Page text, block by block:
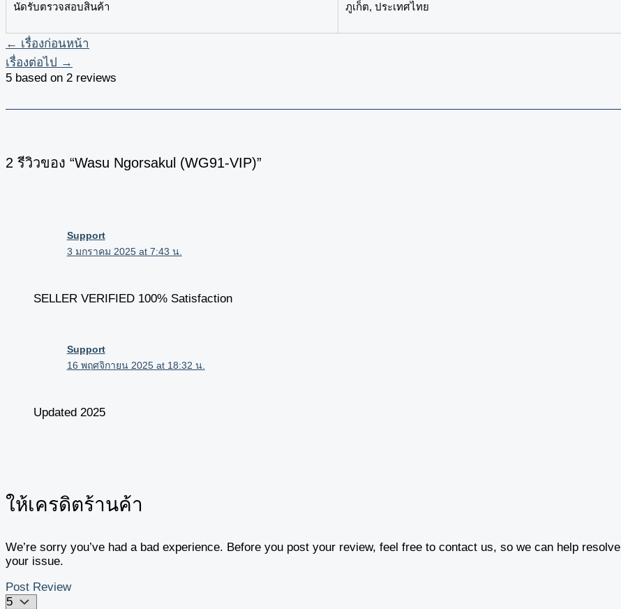
นัดรับตรวจสอบสินค้า ภูเก็ต, ประเทศไทย
← เรื่องก่อนหน้า
เรื่องต่อไป →
5 based on 2 reviews
2 รีวิวของ “Wasu Ngorsakul (WG91-VIP)”
Support
3 มกราคม 2025 at 7:43 น.
SELLER VERIFIED 100% Satisfaction
Support
16 พฤศจิกายน 2025 at 18:32 น.
Updated 2025
ให้เครดิตร้านค้า
We’re sorry you’ve had a bad experience. Before you post your review, feel free to contact us, so we can help resolve
your issue.
Post Review